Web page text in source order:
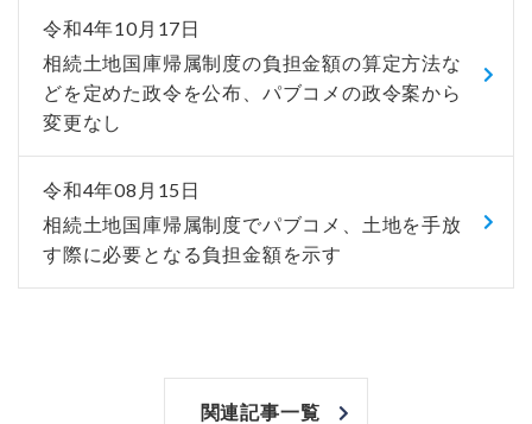
令和4年10月17日
相続土地国庫帰属制度の負担金額の算定方法な
どを定めた政令を公布、パブコメの政令案から
変更なし
令和4年08月15日
相続土地国庫帰属制度でパブコメ、土地を手放
す際に必要となる負担金額を示す
関連記事一覧